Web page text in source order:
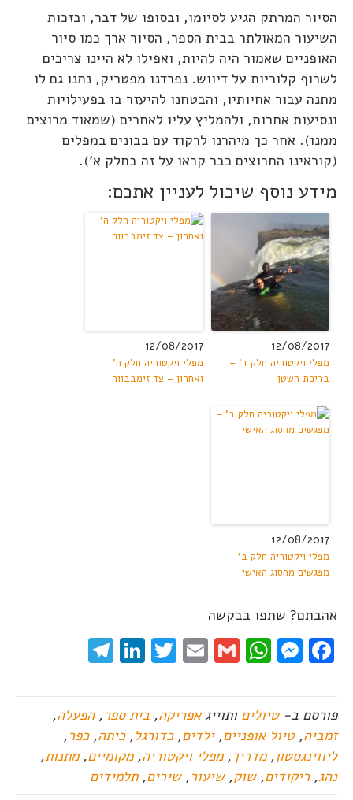
הסיור המרתק הגיע לסיומו, ובסופו של דבר, ובזכות
השיעור המאולתר בבית הספר, הסיור ארך כמו סיור
האופניים שאמור היה להיות, ואפילו לא היינו צריכים
לשרוף קלוריות על דיווש. נפרדנו מפטריק, נתנו גם לו
מתנה עבור אחיותיו, והבטחנו להיעזר בו בפעילויות
ונסיעות אחרות, ולהמליץ עליו לאחרים (שמאוד מרוצים
ממנו). אחר כך מיהרנו לרקוד עם בבונים במפלים
(קוראינו החרוצים כבר קראו על זה בחלק א').
מידע נוסף שיכול לעניין אתכם:
12/08/2017
מפלי ויקטוריה חלק ד' –
בריכת השטן
12/08/2017
מפלי ויקטוריה חלק ה'
ואחרון – צד זימבבווה
12/08/2017
מפלי ויקטוריה חלק ב' –
מפגשים מהסוג האישי
אהבתם? שתפו בבקשה
Facebook
Messenger
WhatsApp
Gmail
Email
Twitter
LinkedIn
פורסם ב-טיולים ותוייגאפריקה, בית ספר,הפעלה,
זמביה,טיול אופניים,ילדים,כדורגל,כיתה,כפר,
ליווינגסטון,מדריך,מפלי ויקטוריה,מקומיים,מתנות,
נהג,ריקודים,שוק,שיעור,שירים,תלמידים